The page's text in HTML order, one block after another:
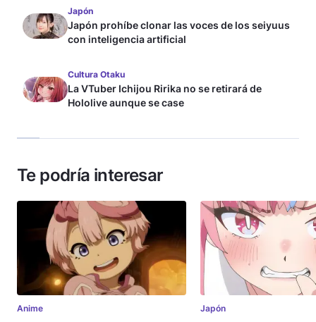
Japón
Japón prohíbe clonar las voces de los seiyuus
con inteligencia artificial
Cultura Otaku
La VTuber Ichijou Ririka no se retirará de
Hololive aunque se case
Te podría interesar
Anime Japón